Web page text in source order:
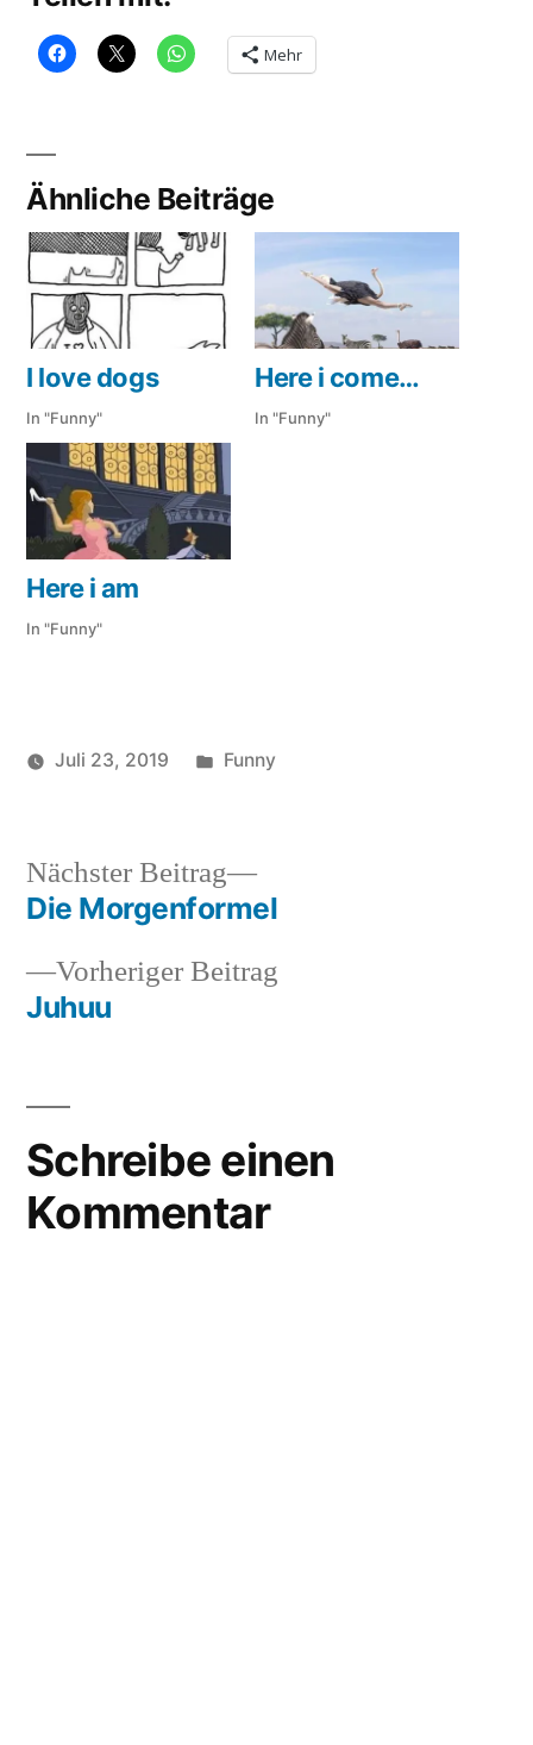
Mehr
Ähnliche Beiträge
I love dogs
In "Funny"
Here i come…
In "Funny"
Here i am
In "Funny"
Juli 23, 2019
Veröffentlicht
Funny
Beitragsnavigation
Vorheriger Beitrag
Juhuu
Nächster Beitrag
Nächster
Beitrag:
Die Morgenformel
Schreibe einen
Kommentar